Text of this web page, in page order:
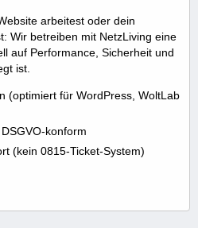
arbeitest oder dein
Wir betreiben mit NetzLiving eine
auf Performance, Sicherheit und
ist.
(optimiert für WordPress, WoltLab
konform
(kein 0815-Ticket-System)